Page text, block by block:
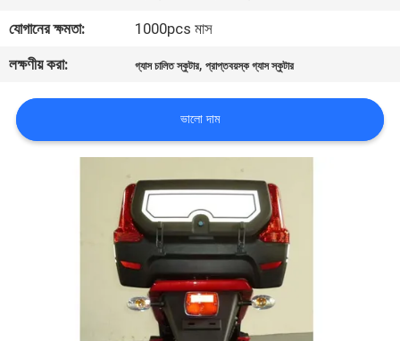
করুন
উদ্ধৃতির
জন্য
আবেদন
যোগানের ক্ষমতা:
1000pcs মাস
লক্ষণীয় করা:
গ্যাস চালিত স্কুটার,প্রাপ্তবয়স্ক গ্যাস স্কুটার
ভালো দাম